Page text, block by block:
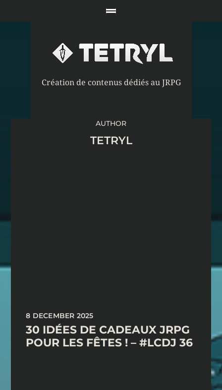
Création de contenus dédiés au JRPG
AUTHOR
TETRYL
8 DECEMBER 2025
30 IDÉES DE CADEAUX JRPG
POUR LES FÊTES ! – #LCDJ 36